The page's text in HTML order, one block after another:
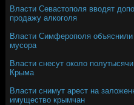
Власти Севастополя вводят
продажу алкоголя
Власти Симферополя
мусора
Власти снесут около
Крыма
Власти снимут арест на
имущество крымчан